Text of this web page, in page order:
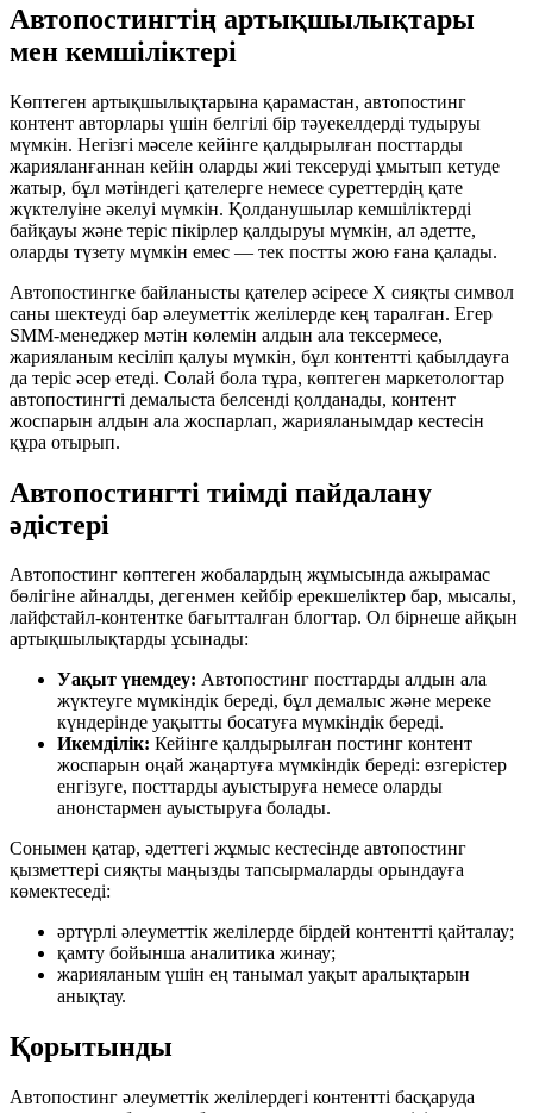
Автопостингтің артықшылықтары
мен кемшіліктері
Көптеген артықшылықтарына қарамастан, автопостинг
контент авторлары үшін белгілі бір тәуекелдерді тудыруы
мүмкін. Негізгі мәселе кейінге қалдырылған посттарды
жарияланғаннан кейін оларды жиі тексеруді ұмытып кетуде
жатыр, бұл мәтіндегі қателерге немесе суреттердің қате
жүктелуіне әкелуі мүмкін. Қолданушылар кемшіліктерді
байқауы және теріс пікірлер қалдыруы мүмкін, ал әдетте,
оларды түзету мүмкін емес — тек постты жою ғана қалады.
Автопостингке байланысты қателер әсіресе X сияқты символ
саны шектеуді бар әлеуметтік желілерде кең таралған. Егер
SMM-менеджер мәтін көлемін алдын ала тексермесе,
жарияланым кесіліп қалуы мүмкін, бұл контентті қабылдауға
да теріс әсер етеді. Солай бола тұра, көптеген маркетологтар
автопостингті демалыста белсенді қолданады, контент
жоспарын алдын ала жоспарлап, жарияланымдар кестесін
құра отырып.
Автопостингті тиімді пайдалану
әдістері
Автопостинг көптеген жобалардың жұмысында ажырамас
бөлігіне айналды, дегенмен кейбір ерекшеліктер бар, мысалы,
лайфстайл-контентке бағытталған блогтар. Ол бірнеше айқын
артықшылықтарды ұсынады:
Уақыт үнемдеу: Автопостинг посттарды алдын ала
жүктеуге мүмкіндік береді, бұл демалыс және мереке
күндерінде уақытты босатуға мүмкіндік береді.
Икемділік: Кейінге қалдырылған постинг контент
жоспарын оңай жаңартуға мүмкіндік береді: өзгерістер
енгізуге, посттарды ауыстыруға немесе оларды
анонстармен ауыстыруға болады.
Сонымен қатар, әдеттегі жұмыс кестесінде автопостинг
қызметтері сияқты маңызды тапсырмаларды орындауға
көмектеседі:
әртүрлі әлеуметтік желілерде бірдей контентті қайталау;
қамту бойынша аналитика жинау;
жарияланым үшін ең танымал уақыт аралықтарын
анықтау.
Қорытынды
Автопостинг әлеуметтік желілердегі контентті басқаруда